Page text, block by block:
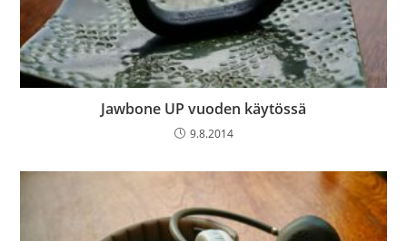
Jawbone UP vuoden käytössä
9.8.2014